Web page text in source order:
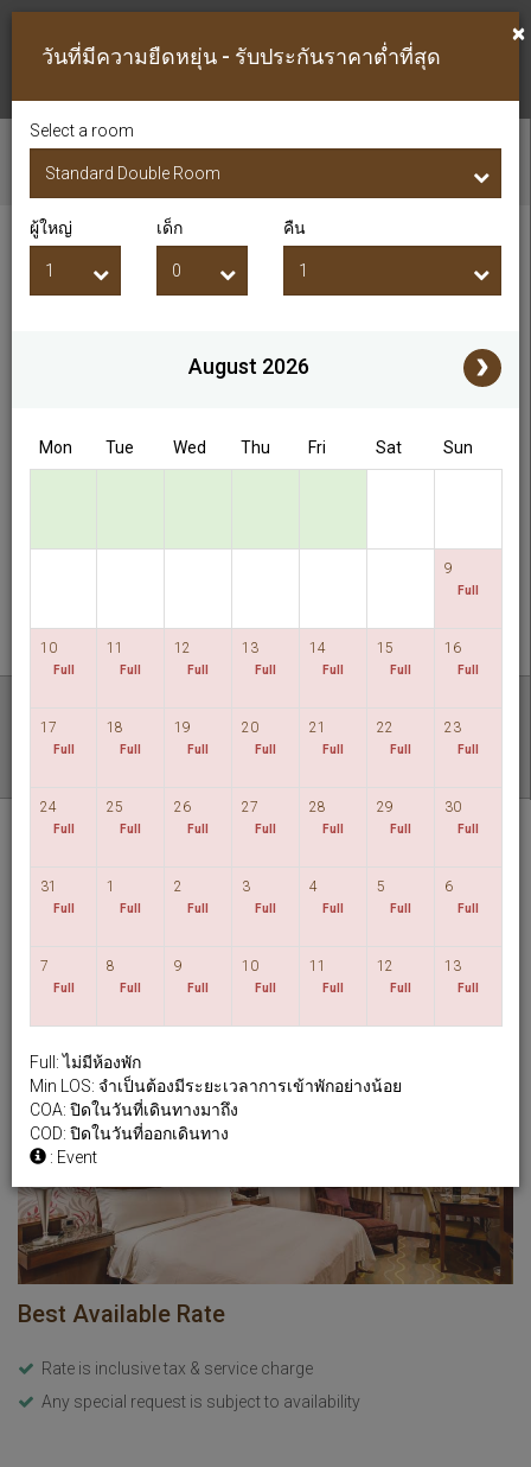
ตรวจสอบห้องว่าง
วันที่เช็คอิน วันที่เช็คเอาท์
Access/Discount Code
ค้นพบราคาที่ต่ำที่สุดของเรา
วันที่มีความยืดหยุ่น
Hotel HD Palace
ภาษาไทย TWD
View By: Rooms | Packages
Best Available Rate
Rate is inclusive tax & service charge
Any special request is subject to availability
×
วันที่มีความยืดหยุ่น - รับประกันราคาต่ำที่สุด
Select a room
ผู้ใหญ่ เด็ก คืน
August 2026
Mon Tue Wed Thu Fri Sat Sun
9
Full
10
Full
11
Full
12
Full
13
Full
14
Full
15
Full
16
Full
17
Full
18
Full
19
Full
20
Full
21
Full
22
Full
23
Full
24
Full
25
Full
26
Full
27
Full
28
Full
29
Full
30
Full
31
Full
1
Full
2
Full
3
Full
4
Full
5
Full
6
Full
7
Full
8
Full
9
Full
10
Full
11
Full
12
Full
13
Full
Full: ไม่มีห้องพัก
Min LOS: จำเป็นต้องมีระยะเวลาการเข้าพักอย่างน้อย
COA: ปิดในวันที่เดินทางมาถึง
COD: ปิดในวันที่ออกเดินทาง
: Event